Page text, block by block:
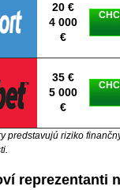
20 €
4 000
€
35 €
5 000
€
predstavujú riziko
reprezentanti